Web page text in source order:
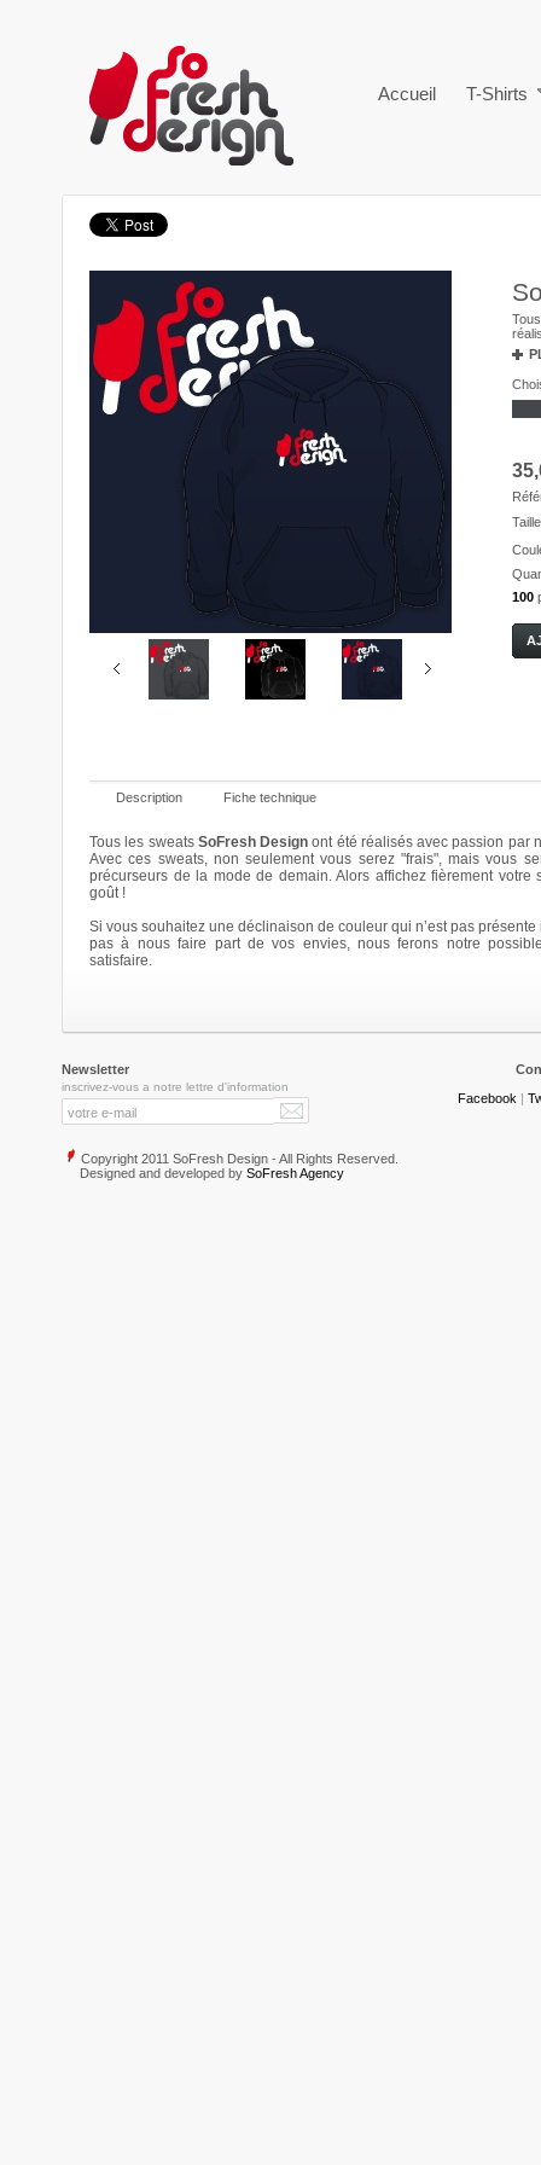
Accueil T-Shirts
100
Bloomy
Details
Bloomy
Details
Bloomy
Details
Bloomy
Details
Description Fiche technique
Tous les sweats SoFresh Design ont été réalisés avec passion par
Avec ces sweats, non seulement vous serez "frais", mais vous
précurseurs de la mode de demain. Alors affichez fièrement votre
goût !
Si vous souhaitez une déclinaison de couleur qui n’est pas présente
pas à nous faire part de vos envies, nous ferons notre
satisfaire.
Newsletter
inscrivez-vous a notre lettre d'information
Facebook
Copyright 2011 SoFresh Design - All Rights Reserved.
Designed and developed by SoFresh Agency